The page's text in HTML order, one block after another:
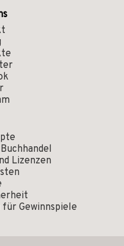
Lizenzen
Gewinnspiele